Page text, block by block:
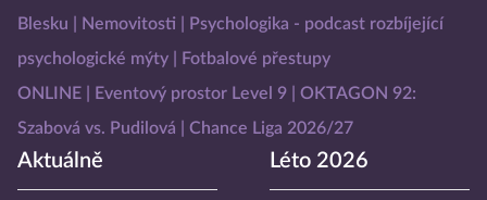
Blesku
Nemovitosti
Psychologika - podcast rozbíjející
psychologické mýty
Fotbalové přestupy
ONLINE
Eventový prostor Level 9
OKTAGON 92:
Szabová vs. Pudilová
Chance Liga 2026/27
Aktuálně Léto 2026